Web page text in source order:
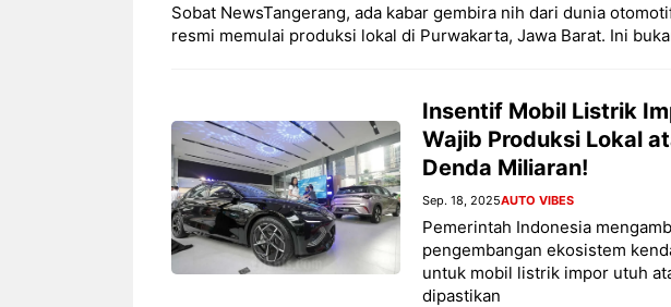
Sobat NewsTangerang, ada kabar gembira nih dari dunia
resmi memulai produksi lokal di Purwakarta, Jawa Barat. Ini
Insentif Mobil Listrik
Wajib Produksi Lokal
Denda Miliaran!
Sep. 18, 2025AUTO VIBES
Pemerintah Indonesia
pengembangan ekosistem
untuk mobil listrik impor utuh
dipastikan